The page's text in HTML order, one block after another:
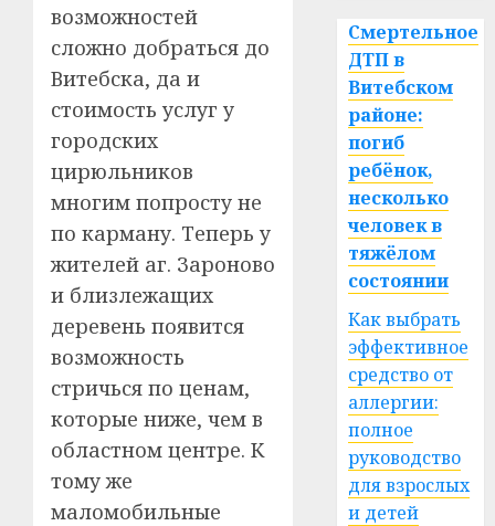
возможностей
сложно добраться до
Витебска, да и
стоимость услуг у
городских
цирюльников
многим попросту не
по карману. Теперь у
жителей аг. Зароново
и близлежащих
деревень появится
возможность
стричься по ценам,
которые ниже, чем в
областном центре. К
тому же
маломобильные
Смертельное
ДТП в
Витебском
районе:
погиб
ребёнок,
несколько
человек в
тяжёлом
состоянии
Как выбрать
эффективное
средство от
аллергии:
полное
руководство
для взрослых
и детей